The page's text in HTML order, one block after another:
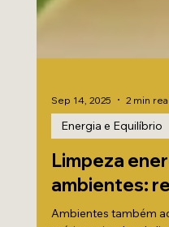
Sep 14, 2025 2 min read
Energia e Equilíbrio
Limpeza
ambientes: